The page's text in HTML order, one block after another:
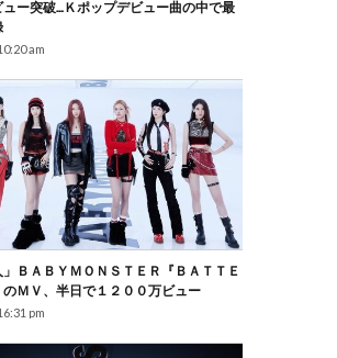
ュー突破…Ｋポップデビュー曲の中で最
am
」ＢＡＢＹＭＯＮＳＴＥＲ『ＢＡＴＴＥ
ＭＶ、半日で１２００万ビュー
pm